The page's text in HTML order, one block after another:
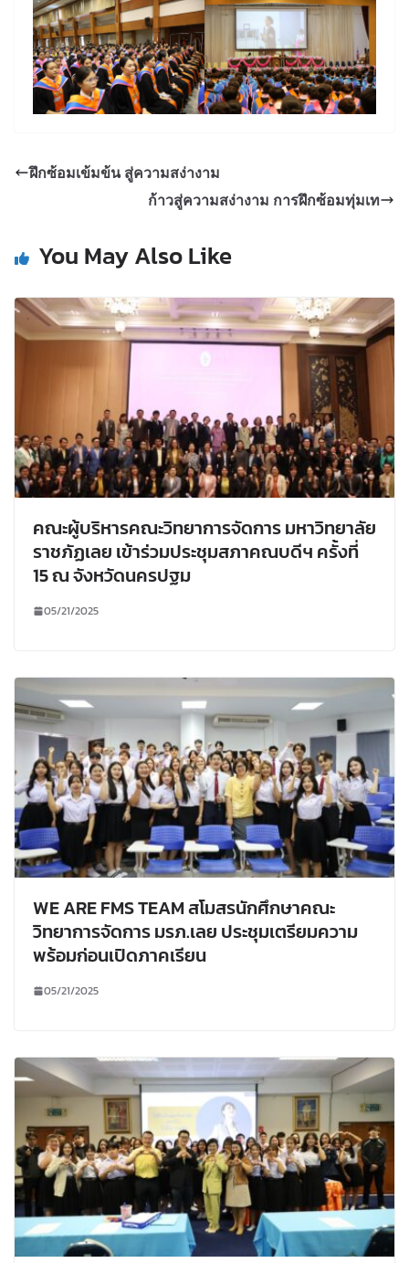
ฝึกซ้อมเข้มข้น สู่ความสง่างาม
ก้าวสู่ความสง่างาม การฝึกซ้อมทุ่มเท
You May Also Like
คณะผู้บริหารคณะวิทยาการจัดการ มหาวิทยาลัย
ราชภัฏเลย เข้าร่วมประชุมสภาคณบดีฯ ครั้งที่
15 ณ จังหวัดนครปฐม
05/21/2025
WE ARE FMS TEAM สโมสรนักศึกษาคณะ
วิทยาการจัดการ มรภ.เลย ประชุมเตรียมความ
พร้อมก่อนเปิดภาคเรียน
05/21/2025